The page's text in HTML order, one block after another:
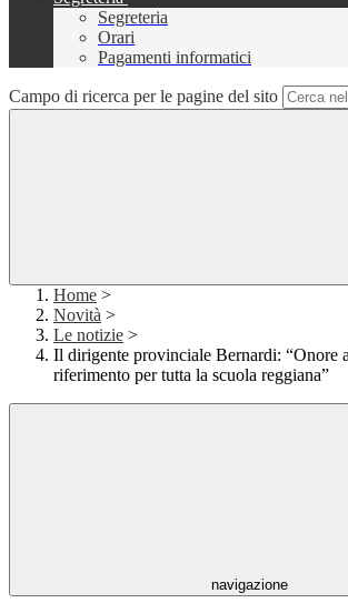
Segreteria
Orari
Pagamenti informatici
Campo di ricerca per le pagine del sito
Home >
Novità >
Le notizie >
Il dirigente provinciale Bernardi: “Onore
riferimento per tutta la scuola reggiana”
navigazione